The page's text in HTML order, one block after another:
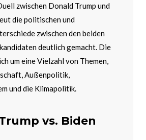
zwischen Donald Trump und
die politischen und
zwischen den beiden
deutlich gemacht. Die
um eine Vielzahl von Themen,
Außenpolitik,
und die Klimapolitik.
vs. Biden